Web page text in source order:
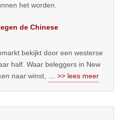
het worden.
de Chinese
bekijkt door een westerse
half. Waar beleggers in New
naar winst,
… >> lees meer